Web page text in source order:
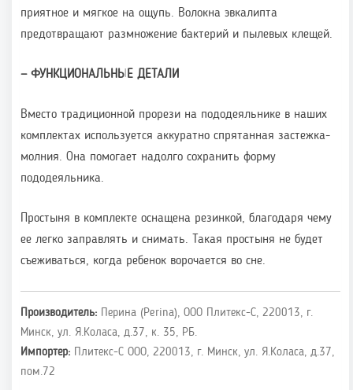
приятное и мягкое на ощупь. Волокна эвкалипта
предотвращают размножение бактерий и пылевых клещей.
— ФУНКЦИОНАЛЬНЫЕ ДЕТАЛИ
Вместо традиционной прорези на пододеяльнике в наших
комплектах используется аккуратно спрятанная застежка-
молния. Она помогает надолго сохранить форму
пододеяльника.
Простыня в комплекте оснащена резинкой, благодаря чему
ее легко заправлять и снимать. Такая простыня не будет
съеживаться, когда ребенок ворочается во сне.
Производитель: Перина (Perina), ООО Плитекс-С, 220013, г.
Минск, ул. Я.Коласа, д.37, к. 35, РБ.
Импортер: Плитекс-С ООО, 220013, г. Минск, ул. Я.Коласа, д.37,
пом.72